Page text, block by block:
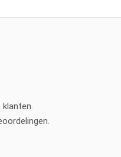
klanten.